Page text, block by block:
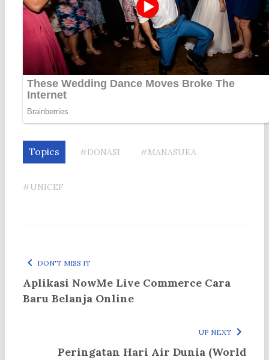
Topics #DONASI #MANASUKA
#UNICEF
DON'T MISS IT
Aplikasi NowMe Live Commerce Cara
Baru Belanja Online
UP NEXT
Peringatan Hari Air Dunia (World